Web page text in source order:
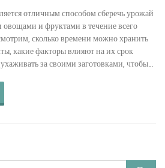
отличным способом сберечь урожай
и фруктами в течение всего
сколько времени можно хранить
какие факторы влияют на их срок
за своими заготовками, чтобы